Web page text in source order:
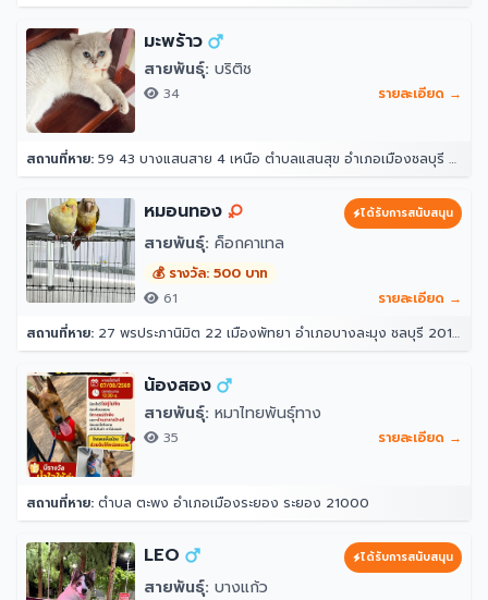
มะพร้าว
สายพันธุ์: บริติช
34 รายละเอียด →
สถานที่หาย: 59 43 บางแสนสาย 4 เหนือ ตำบลแสนสุข อำเภอเมืองชลบุรี ชลบุรี 20130
หมอนทอง ได้รับการสนับสนุน
สายพันธุ์: ค็อกคาเทล
💰 รางวัล: 500 บาท
61
รายละเอียด →
สถานที่หาย: 27 พรประภานิมิต 22 เมืองพัทยา อำเภอบางละมุง ชลบุรี 20150
น้องสอง
สายพันธุ์: หมาไทยพันธุ์ทาง
35 รายละเอียด →
สถานที่หาย: ตำบล ตะพง อำเภอเมืองระยอง ระยอง 21000
LEO ได้รับการสนับสนุน
สายพันธุ์: บางแก้ว